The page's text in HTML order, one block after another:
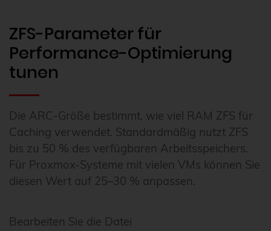
ZFS-Parameter für
Performance-Optimierung
tunen
Die ARC-Größe bestimmt, wie viel RAM ZFS für
Caching verwendet. Standardmäßig nutzt ZFS
bis zu 50 % des verfügbaren Arbeitsspeichers.
Für Proxmox-Systeme mit vielen VMs können Sie
diesen Wert auf 25–30 % anpassen.
Bearbeiten Sie die Datei